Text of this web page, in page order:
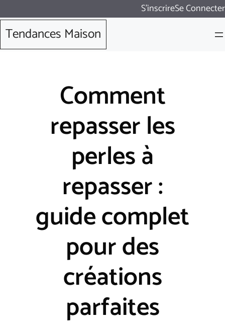
au
contenu
S'inscrireSe Connecter
Tendances Maison
Comment
repasser les
perles à
repasser :
guide complet
pour des
créations
parfaites